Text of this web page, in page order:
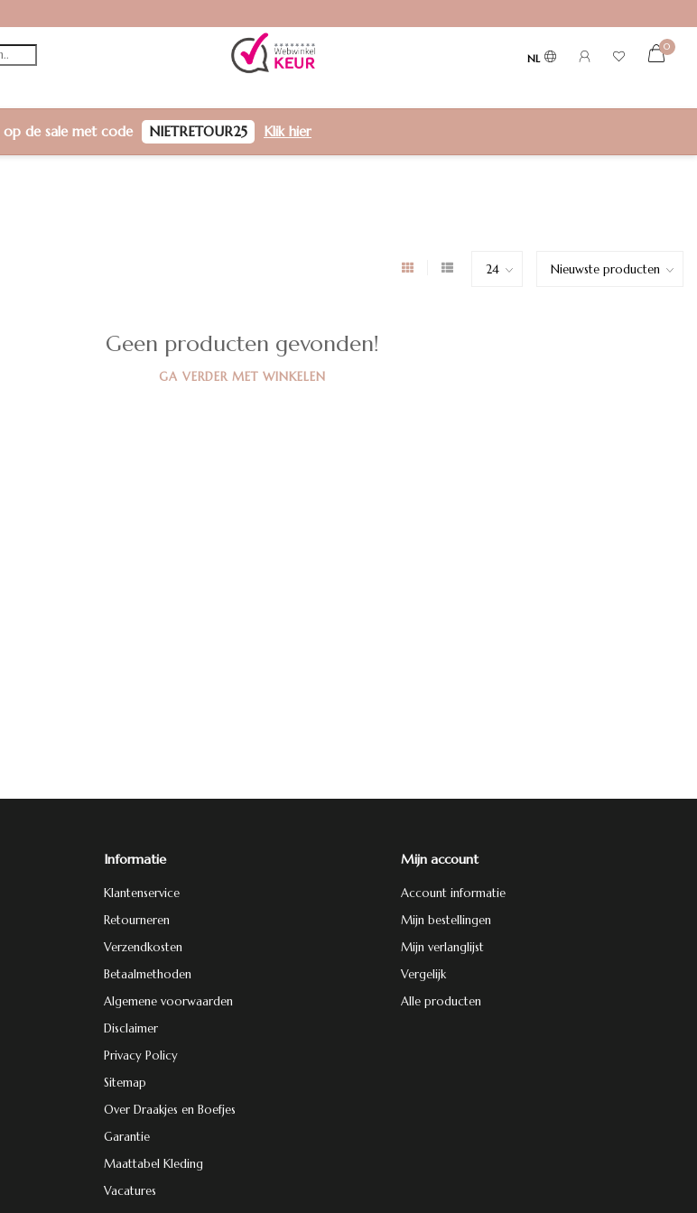
NL
0
op de sale met code NIETRETOUR25 Klik hier
Geen producten gevonden!
GA VERDER MET WINKELEN
Informatie
Klantenservice
Retourneren
Verzendkosten
Betaalmethoden
Algemene voorwaarden
Disclaimer
Privacy Policy
Sitemap
Over Draakjes en Boefjes
Garantie
Maattabel Kleding
Vacatures
Mijn account
Account informatie
Mijn bestellingen
Mijn verlanglijst
Vergelijk
Alle producten